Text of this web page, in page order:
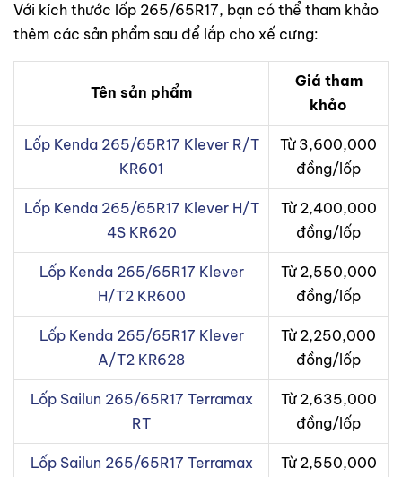
Với kích thước lốp 265/65R17, bạn có thể tham khảo
thêm các sản phẩm sau để lắp cho xế cưng:
Tên sản phẩm
Giá tham
khảo
Lốp Kenda 265/65R17 Klever R/T
KR601
Từ 3,600,000
đồng/lốp
Lốp Kenda 265/65R17 Klever H/T
4S KR620
Từ 2,400,000
đồng/lốp
Lốp Kenda 265/65R17 Klever
H/T2 KR600
Từ 2,550,000
đồng/lốp
Lốp Kenda 265/65R17 Klever
A/T2 KR628
Từ 2,250,000
đồng/lốp
Lốp Sailun 265/65R17 Terramax
RT
Từ 2,635,000
đồng/lốp
Lốp Sailun 265/65R17 Terramax
Từ 2,550,000